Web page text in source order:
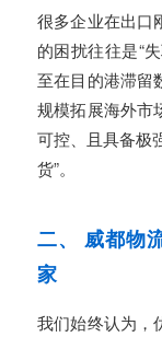
很多企业在出口
的困扰往往是“
至在目的港滞留
规模拓展海外市
可控、且具备极
货”。
二、 威都物
家
我们始终认为，